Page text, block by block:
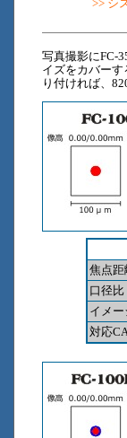
>> シ
写真撮影にFC-
イズをカバー
り付ければ、
焦点距
口径比
イメ
対応